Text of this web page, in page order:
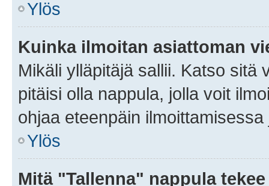
Ylös
Kuinka ilmoitan asiattoman
Mikäli ylläpitäjä sallii. Katso sitä
pitäisi olla nappula, jolla voit
ohjaa eteenpäin
Ylös
Mitä "Tallenna" nappula